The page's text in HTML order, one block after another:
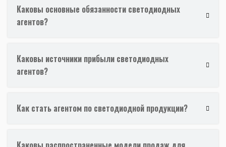
Каковы основные обязанности светодиодных
агентов?
Каковы источники прибыли светодиодных
агентов?
Как стать агентом по светодиодной продукции?